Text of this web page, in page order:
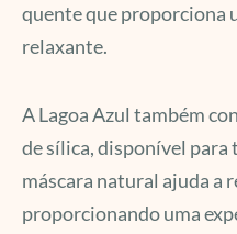
quente que proporciona
relaxante.
A Lagoa Azul também
de sílica, disponível para
máscara natural ajuda a
proporcionando uma